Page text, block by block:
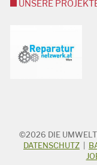
UNSERE
STICHWORTSUCHE
Suchbegriff
©2026 DIE
DATENSCHUTZ